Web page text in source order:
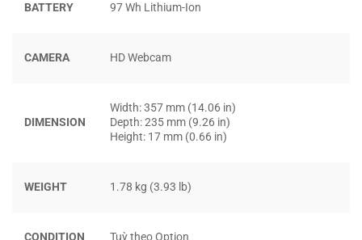
CPU được tích hợp trên Dell Precision 5530 với xung nhịp
nhiều tác vụ nặng cùng một lúc mà không lo giật lag. Máy
BATTERY 97 Wh Lithium-Ion
CAMERA HD Webcam
DIMENSION
Width: 357 mm (14.06 in)
Depth: 235 mm (9.26 in)
Height: 17 mm (0.66 in)
WEIGHT 1.78 kg (3.93 lb)